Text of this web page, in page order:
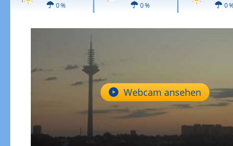
0 % 0 % 0
Webcam ansehen